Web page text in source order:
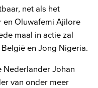
net als het
en Oluwafemi Ajilore
maal in actie zal
en Jong Nigeria.
Nederlander Johan
van onder meer